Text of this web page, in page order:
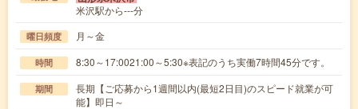
米沢駅から---分
曜日頻度 月～金
時間 8:30～17:0021:00～5:30※表記のうち実働7時間45分です。
期間
長期【ご応募から1週間以内(最短2日目)のスピード就業が可
能】即日～